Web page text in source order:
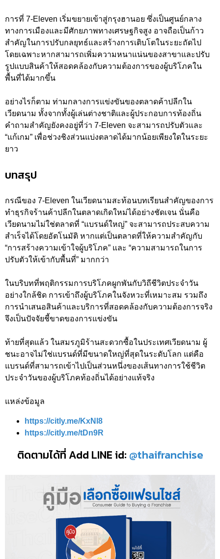
การที่ 7-Eleven เริ่มขยายเข้าสู่กรุงฮานอย ซึ่งเป็นศูนย์กลาง
ทางการเมืองและมีศักยภาพทางเศรษฐกิจสูง อาจถือเป็นก้าว
สำคัญในการปรับกลยุทธ์และสร้างการเติบโตในระยะถัดไป
โดยเฉพาะหากสามารถเพิ่มความหนาแน่นของสาขาและปรับ
รูปแบบสินค้าให้สอดคล้องกับความต้องการของผู้บริโภคใน
พื้นที่ได้มากขึ้น
อย่างไรก็ตาม ท่ามกลางการแข่งขันของตลาดค้าปลีกใน
เวียดนาม ทั้งจากทั้งผู้เล่นต่างชาติและผู้ประกอบการท้องถิ่น
คำถามสำคัญยังคงอยู่ที่ว่า 7-Eleven จะสามารถปรับตัวและ
“แก้เกม” เพื่อช่วงชิงส่วนแบ่งตลาดได้มากน้อยเพียงใดในระยะ
ยาว
บทสรุป
กรณีของ 7-Eleven ในเวียดนามสะท้อนบทเรียนสำคัญของการ
ทำธุรกิจร้านค้าปลีกในตลาดเกิดใหม่ได้อย่างชัดเจน นั่นคือ
เวียดนามไม่ใช่ตลาดที่ “แบรนด์ใหญ่” จะสามารถประสบความ
สำเร็จได้โดยอัตโนมัติ หากแต่เป็นตลาดที่ให้ความสำคัญกับ
“การสร้างความเข้าใจผู้บริโภค” และ “ความสามารถในการ
ปรับตัวให้เข้ากับพื้นที่” มากกว่า
ในบริบทที่พฤติกรรมการบริโภคผูกพันกับวิถีชีวิตประจำวัน
อย่างใกล้ชิด การเข้าถึงผู้บริโภคในจังหวะที่เหมาะสม รวมถึง
การนำเสนอสินค้าและบริการที่สอดคล้องกับความต้องการจริง
จึงเป็นปัจจัยชี้ขาดของการแข่งขัน
ท้ายที่สุดแล้ว ในสมรภูมิร้านสะดวกซื้อในประเทศเวียดนาม ผู้
ชนะอาจไม่ใช่แบรนด์ที่มีขนาดใหญ่ที่สุดในระดับโลก แต่คือ
แบรนด์ที่สามารถเข้าไปเป็นส่วนหนึ่งของเส้นทางการใช้ชีวิต
ประจำวันของผู้บริโภคท้องถิ่นได้อย่างแท้จริง
แหล่งข้อมูล
https://citly.me/KxNl8
https://citly.me/tDn9R
ติดตามได้ที่ Add LINE id: @thaifranchise